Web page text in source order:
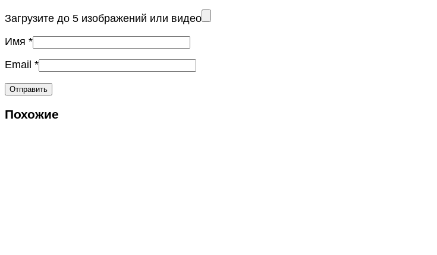
Загрузите до 5 изображений или видео
Имя *
Email *
Похожие